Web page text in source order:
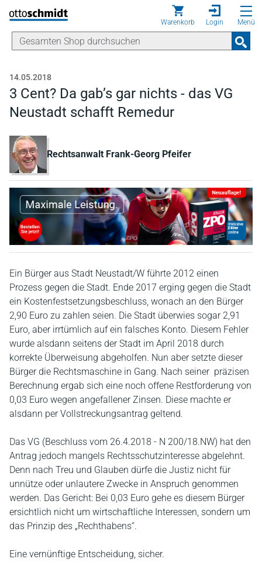
Direkt zum Inhalt
Warenkorb Login Menü
14.05.2018
3 Cent? Da gab’s gar nichts - das VG
Neustadt schafft Remedur
Rechtsanwalt Frank-Georg Pfeifer
Ein Bürger aus Stadt Neustadt/W führte 2012 einen
Prozess gegen die Stadt. Ende 2017 erging gegen die Stadt
ein Kostenfestsetzungsbeschluss, wonach an den Bürger
2,90 Euro zu zahlen seien. Die Stadt überwies sogar 2,91
Euro, aber irrtümlich auf ein falsches Konto. Diesem Fehler
wurde alsdann seitens der Stadt im April 2018 durch
korrekte Überweisung abgeholfen. Nun aber setzte dieser
Bürger die Rechtsmaschine in Gang. Nach seiner präzisen
Berechnung ergab sich eine noch offene Restforderung von
0,03 Euro wegen angefallener Zinsen. Diese machte er
alsdann per Vollstreckungsantrag geltend.
Das VG (Beschluss vom 26.4.2018 - N 200/18.NW) hat den
Antrag jedoch mangels Rechtsschutzinteresse abgelehnt.
Denn nach Treu und Glauben dürfe die Justiz nicht für
unnütze oder unlautere Zwecke in Anspruch genommen
werden. Das Gericht: Bei 0,03 Euro gehe es diesem Bürger
ersichtlich nicht um wirtschaftliche Interessen, sondern um
das Prinzip des „Rechthabens“.
Eine vernünftige Entscheidung, sicher.